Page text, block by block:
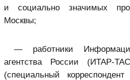
и социально значимых
Москвы;
— работники
агентства России (ИТАР-
(специальный